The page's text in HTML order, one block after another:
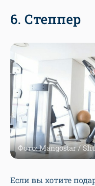
6. Степпер
Фото: Mangostar /
Если вы хотите